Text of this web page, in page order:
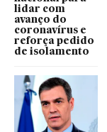
lidar com
avanço do
coronavírus e
reforça pedido
de isolamento